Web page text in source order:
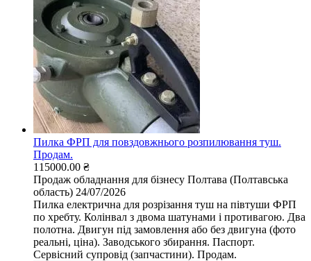
Пилка ФРП для повздовжнього розпилювання туш.
Продам.
115000.00 ₴
Продаж обладнання для бізнесу Полтава (Полтавська
область) 24/07/2026
Пилка електрична для розрізання туш на півтуши ФРП
по хребту. Колінвал з двома шатунами і противагою. Два
полотна. Двигун під замовлення або без двигуна (фото
реальні, ціна). Заводського збирання. Паспорт.
Сервісний супровід (запчастини). Продам.